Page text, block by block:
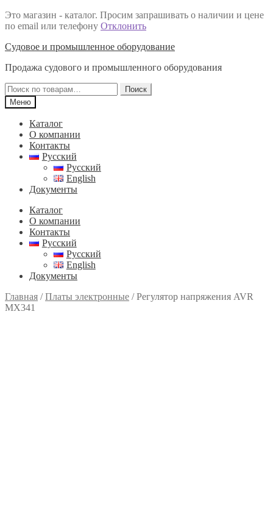
Это магазин - каталог. Просим запрашивать о наличии и цене
по email или телефону Отклонить
Перейти
навигации
Перейти
содержимому
Судовое и промышленное оборудование
Продажа судового и промышленного оборудования
Искать:
Поиск
Меню
Каталог
О компании
Контакты
Русский
Русский
English
Документы
Каталог
О компании
Контакты
Русский
Русский
English
Документы
Главная /Платы электронные /Регулятор напряжения AVR
MX341